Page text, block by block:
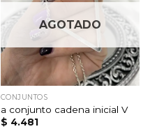
AGOTADO
CONJUNTOS
a conjunto cadena inicial V
$ 4.481